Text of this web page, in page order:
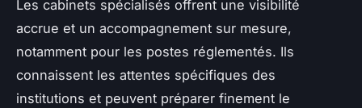
Les cabinets spécialisés offrent une visibilité
accrue et un accompagnement sur mesure,
notamment pour les postes réglementés. Ils
connaissent les attentes spécifiques des
institutions et peuvent préparer finement le